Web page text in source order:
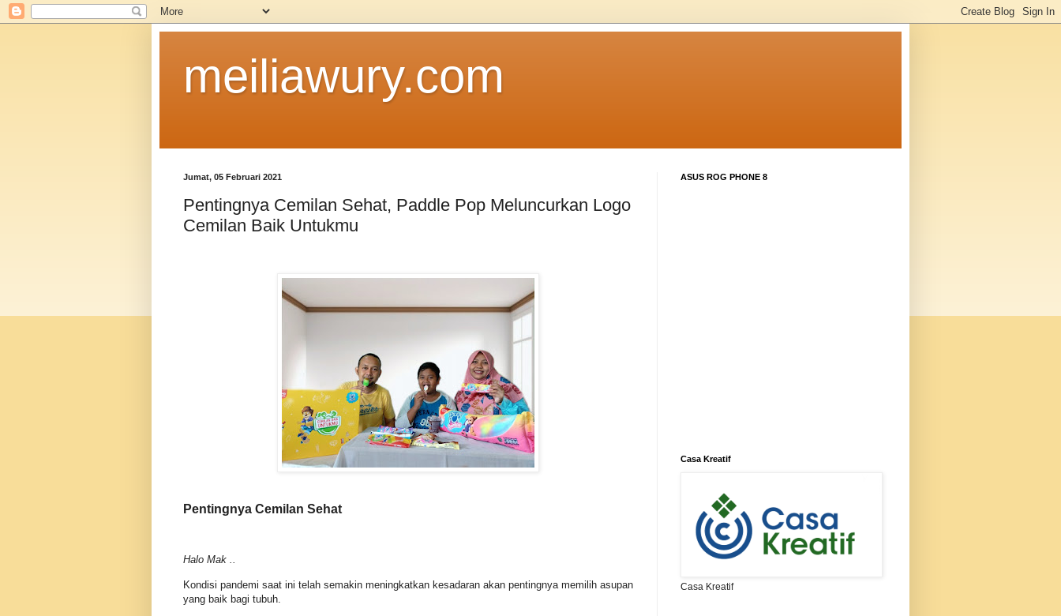
meiliawury.com
Jumat, 05 Februari 2021
Pentingnya Cemilan Sehat, Paddle Pop Meluncurkan Logo
Cemilan Baik Untukmu
Pentingnya Cemilan Sehat
Halo Mak ..
Kondisi pandemi saat ini telah semakin meningkatkan kesadaran akan pentingnya memilih asupan
yang baik bagi tubuh.
ASUS ROG PHONE 8
Casa Kreatif
Casa Kreatif